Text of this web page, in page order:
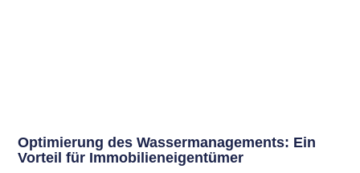
Optimierung des Wassermanagements: Ein
Vorteil für Immobilieneigentümer